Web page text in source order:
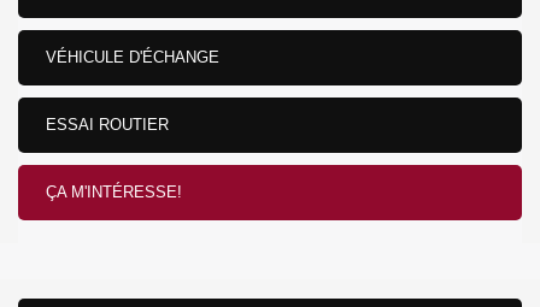
VÉHICULE D'ÉCHANGE
ESSAI ROUTIER
ÇA M'INTÉRESSE!